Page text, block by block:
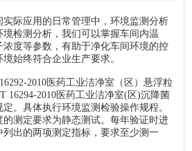
实际应用的日常管理中，环境监测分析
检测分析，我们可以掌握车间内温
浓度等参数，有助于净化车间环境的控
始终符合企业生产要求。
2010医药工业洁净室（区）悬浮粒
16294-2010医药工业洁净室(区)沉降菌
。具体执行环境监测检验操作规程。
测定要求为静态测试。每年验证时进
出的两项测定指标，要求至少测一